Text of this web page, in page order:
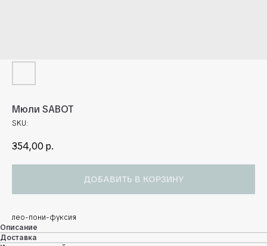
Мюли SABOT
SKU:
354,00 р.
ДОБАВИТЬ В КОРЗИНУ
лео-пони-фуксия
Описание
Доставка